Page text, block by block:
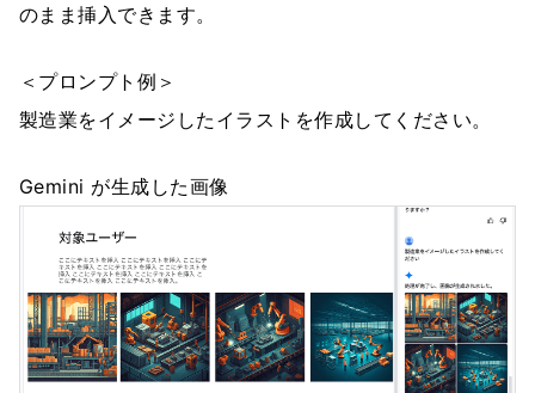
のまま挿入できます。
＜プロンプト例＞
製造業をイメージしたイラストを作成してください。
Gemini が生成した画像